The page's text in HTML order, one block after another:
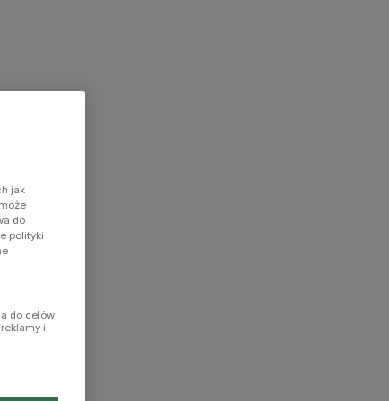
jak
do
polityki
do celów
i